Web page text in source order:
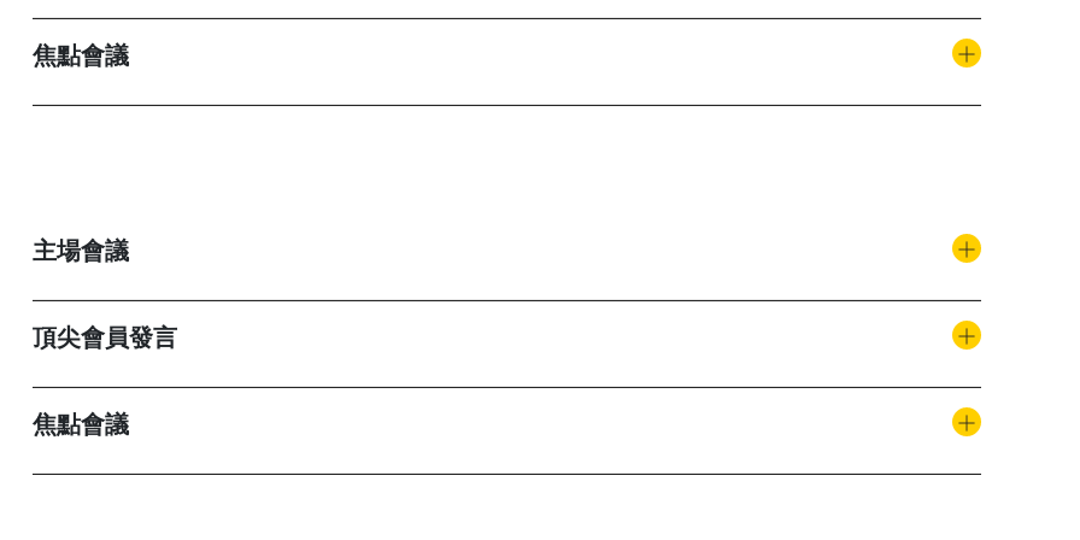
焦點會議
主場會議
頂尖會員發言
焦點會議